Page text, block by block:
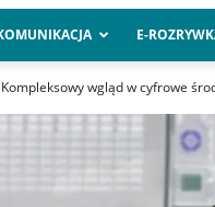
E-
Kompleksowy wgląd w cyfrowe